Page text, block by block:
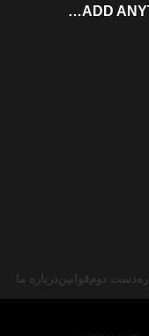
ADD
دست دوم قوانین درباره ما